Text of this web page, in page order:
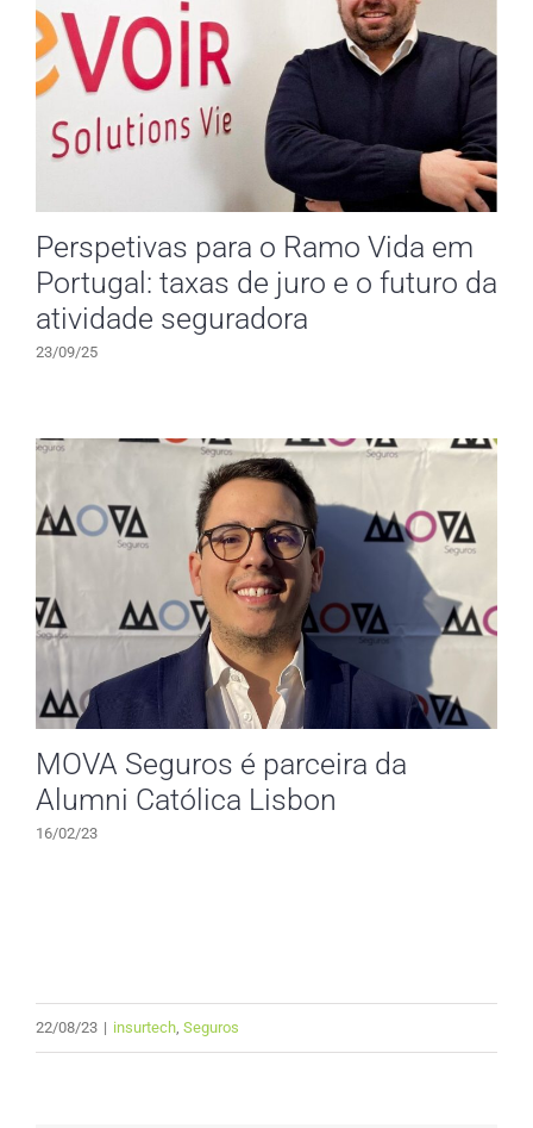
Perspetivas para o Ramo Vida em
Portugal: taxas de juro e o futuro da
atividade seguradora
23/09/25
MOVA Seguros é parceira da
Alumni Católica Lisbon
16/02/23
22/08/23 | insurtech, Seguros